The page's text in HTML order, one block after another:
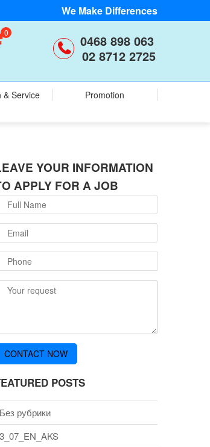
We Make Differences
0468 898 063
02 8712 2725
0
& Service
Promotion
YOUR INFORMATION
APPLY FOR A JOB
POSTS
рубрики